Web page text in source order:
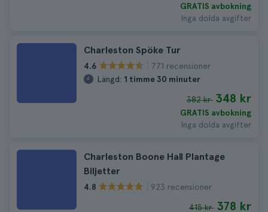
GRATIS avbokning
Inga dolda avgifter
Charleston Spöke Tur
4.6
771 recensioner
Längd: 1 timme 30 minuter
382 kr 348 kr
GRATIS avbokning
Inga dolda avgifter
Charleston Boone Hall Plantage
Biljetter
4.8 923 recensioner
415 kr 378 kr